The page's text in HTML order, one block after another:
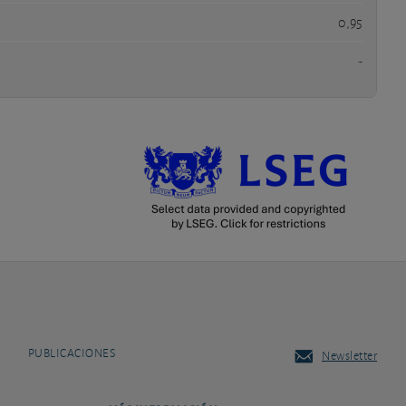
0,95
-
PUBLICACIONES Newsletter